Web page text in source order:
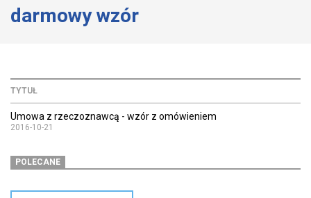
darmowy wzór
TYTUŁ
Umowa z rzeczoznawcą - wzór z omówieniem
2016-10-21
POLECANE